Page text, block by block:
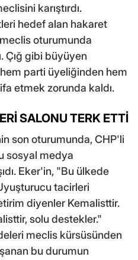
karıştırdı.
hedef alan hakaret
oturumunda
Çığ gibi büyüyen
parti üyeliğinden hem
etmek zorunda kaldı.
SALONU TERK ETTİ
son oturumunda, CHP'li
sosyal medya
Eker'in, "Bu ülkede
tacirleri
diyenler Kemalisttir.
solu destekler."
meclis kürsüsünden
bu durumun